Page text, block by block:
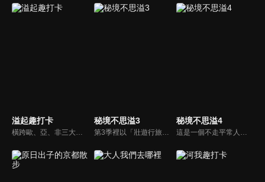
溢起趣打卡 秘境不思溢3 秘境不思溢4